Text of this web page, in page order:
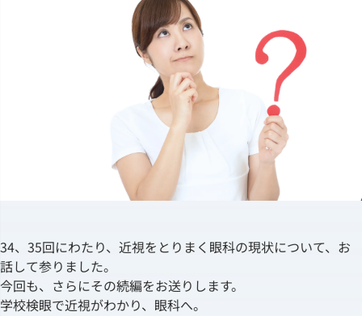
34、35回にわたり、近視をとりまく眼科の現状について、お
話して参りました。
今回も、さらにその続編をお送りします。
学校検眼で近視がわかり、眼科へ。